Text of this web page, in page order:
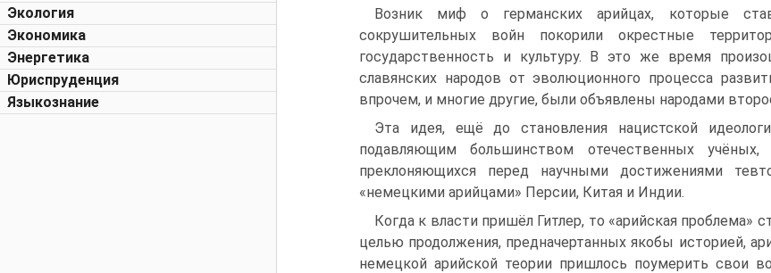
Экология
Экономика
Энергетика
Юриспруденция
Языкознание
Возник миф о германских арийцах, которые
сокрушительных войн покорили окрестные
государственность и культуру. В это же время
славянских народов от эволюционного процесса
впрочем, и многие другие, были объявлены народами
Эта идея, ещё до становления нацистской
подавляющим большинством отечественных
преклоняющихся перед научными достижениями
«немецкими арийцами» Персии, Китая и Индии.
Когда к власти пришёл Гитлер, то «арийская проблема»
целью продолжения, предначертанных якобы историей,
немецкой арийской теории пришлось поумерить свои